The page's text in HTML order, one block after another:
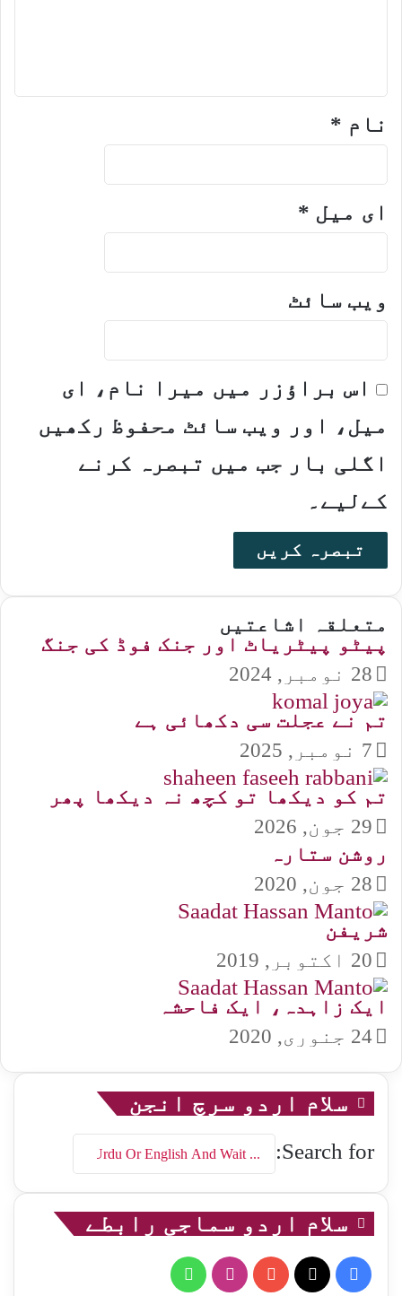
نام *
ای میل *
ویب‌ سائٹ
اس براؤزر میں میرا نام، ای
میل، اور ویب سائٹ محفوظ رکھیں
اگلی بار جب میں تبصرہ کرنے
کےلیے۔
متعلقہ اشاعتیں
پیٹو پیٹریاٹ اور جنک فوڈ کی جنگ
28 نومبر, 2024
تم نے عجلت سی دکھائی ہے
7 نومبر, 2025
تم کو دیکھا تو کچھ نہ دیکھا پھر
29 جون, 2026
روشن ستارہ
28 جون, 2020
شریفن
20 اکتوبر, 2019
ایک زاہدہ، ایک فاحشہ
24 جنوری, 2020
سلام اردو سرچ انجن
Search for:
سلام اردو سماجی رابطے
Facebook
YouTube
Instagram
WhatsApp